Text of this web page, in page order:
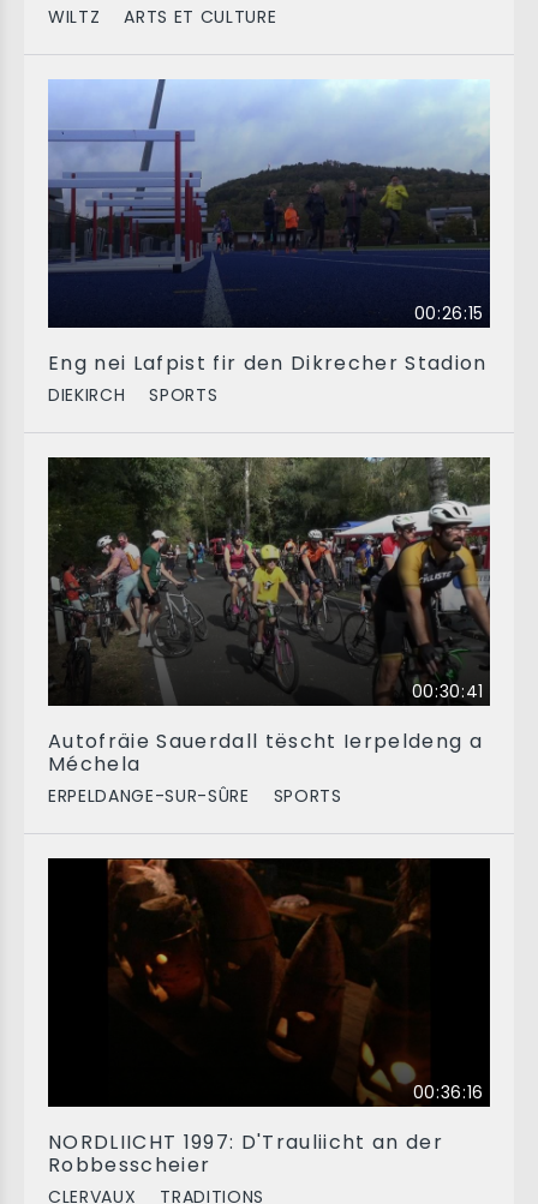
WILTZ ARTS ET CULTURE
00:26:15
Eng nei Lafpist fir den Dikrecher Stadion
DIEKIRCH SPORTS
00:30:41
Autofräie Sauerdall tëscht Ierpeldeng a
Méchela
ERPELDANGE-SUR-SÛRE SPORTS
00:36:16
NORDLIICHT 1997: D'Trauliicht an der
Robbesscheier
CLERVAUX TRADITIONS